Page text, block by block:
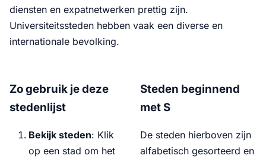
diensten en expatnetwerken prettig zijn.
Universiteitssteden hebben vaak een diverse en
internationale bevolking.
Zo gebruik je deze
stedenlijst
Bekijk steden: Klik
op een stad om het
Steden beginnend
met S
De steden hierboven zijn
alfabetisch gesorteerd en